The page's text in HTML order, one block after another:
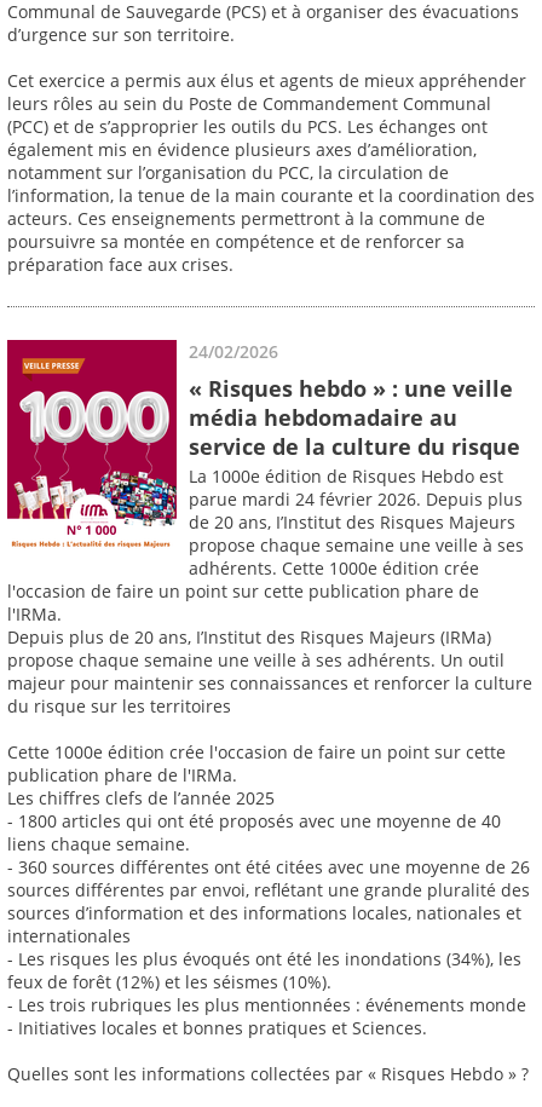
Communal de Sauvegarde (PCS) et à organiser des évacuations
d’urgence sur son territoire.
Cet exercice a permis aux élus et agents de mieux appréhender
leurs rôles au sein du Poste de Commandement Communal
(PCC) et de s’approprier les outils du PCS. Les échanges ont
également mis en évidence plusieurs axes d’amélioration,
notamment sur l’organisation du PCC, la circulation de
l’information, la tenue de la main courante et la coordination des
acteurs. Ces enseignements permettront à la commune de
poursuivre sa montée en compétence et de renforcer sa
préparation face aux crises.
24/02/2026
« Risques hebdo » : une veille
média hebdomadaire au
service de la culture du risque
La 1000e édition de Risques Hebdo est
parue mardi 24 février 2026. Depuis plus
de 20 ans, I’Institut des Risques Majeurs
propose chaque semaine une veille à ses
adhérents. Cette 1000e édition crée
l'occasion de faire un point sur cette publication phare de
l'IRMa.
Depuis plus de 20 ans, I’Institut des Risques Majeurs (IRMa)
propose chaque semaine une veille à ses adhérents. Un outil
majeur pour maintenir ses connaissances et renforcer la culture
du risque sur les territoires
Cette 1000e édition crée l'occasion de faire un point sur cette
publication phare de l'IRMa.
Les chiffres clefs de l’année 2025
- 1800 articles qui ont été proposés avec une moyenne de 40
liens chaque semaine.
- 360 sources différentes ont été citées avec une moyenne de 26
sources différentes par envoi, reflétant une grande pluralité des
sources d’information et des informations locales, nationales et
internationales
- Les risques les plus évoqués ont été les inondations (34%), les
feux de forêt (12%) et les séismes (10%).
- Les trois rubriques les plus mentionnées : événements monde
- Initiatives locales et bonnes pratiques et Sciences.
Quelles sont les informations collectées par « Risques Hebdo » ?